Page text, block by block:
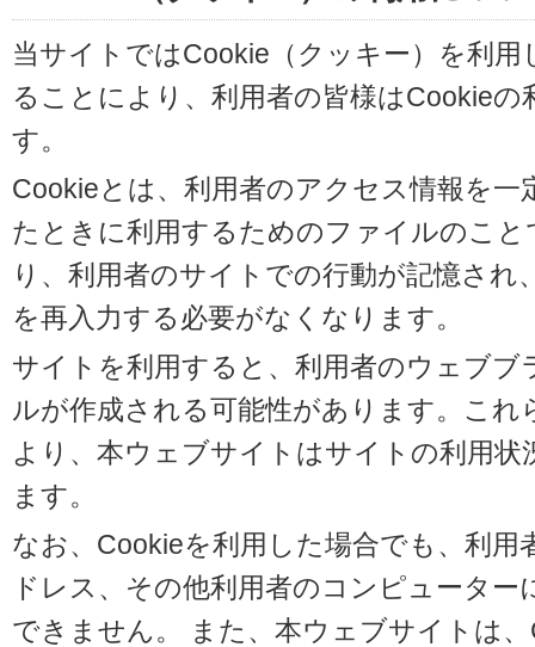
当サイトではCookie（クッキー）を利
ることにより、利用者の皆様はCookie
す。
Cookieとは、利用者のアクセス情報を
たときに利用するためのファイルのこ
り、利用者のサイトでの行動が記憶さ
を再入力する必要がなくなります。
サイトを利用すると、利用者のウェブ
ルが作成される可能性があります。こ
より、本ウェブサイトはサイトの利用
ます。
なお、Cookieを利用した場合でも、利用
ドレス、その他利用者のコンピュータ
できません。 また、本ウェブサイトは